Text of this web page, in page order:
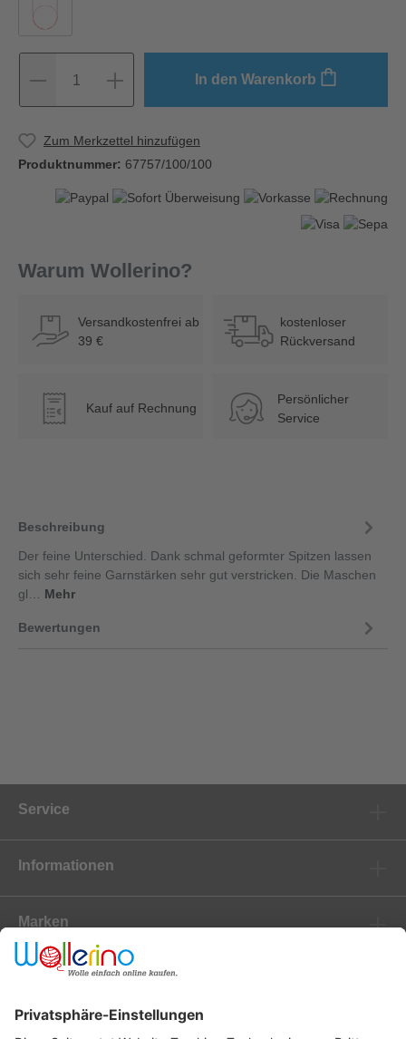
1 In den Warenkorb
Zum Merkzettel hinzufügen
Produktnummer: 67757/100/100
Warum Wollerino?
Versandkostenfrei ab
39 €
kostenloser
Rückversand
€ Kauf auf Rechnung
Persönlicher
Service
Beschreibung
Der feine Unterschied. Dank schmal geformter Spitzen lassen
sich sehr feine Garnstärken sehr gut verstricken. Die Maschen
gl… Mehr
Bewertungen
Service
Informationen
Marken
Newsletter